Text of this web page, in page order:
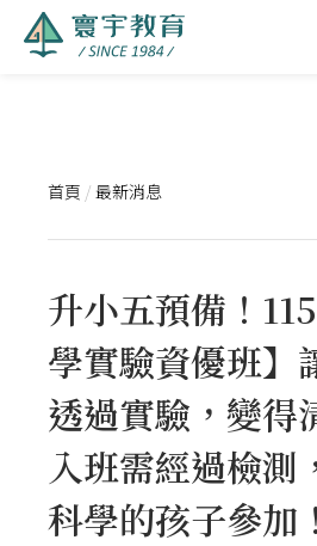
首頁 / 最新消息
升小五預備！
學實驗資優班】
透過實驗，變
入班需經過檢測
科學的孩子參加！